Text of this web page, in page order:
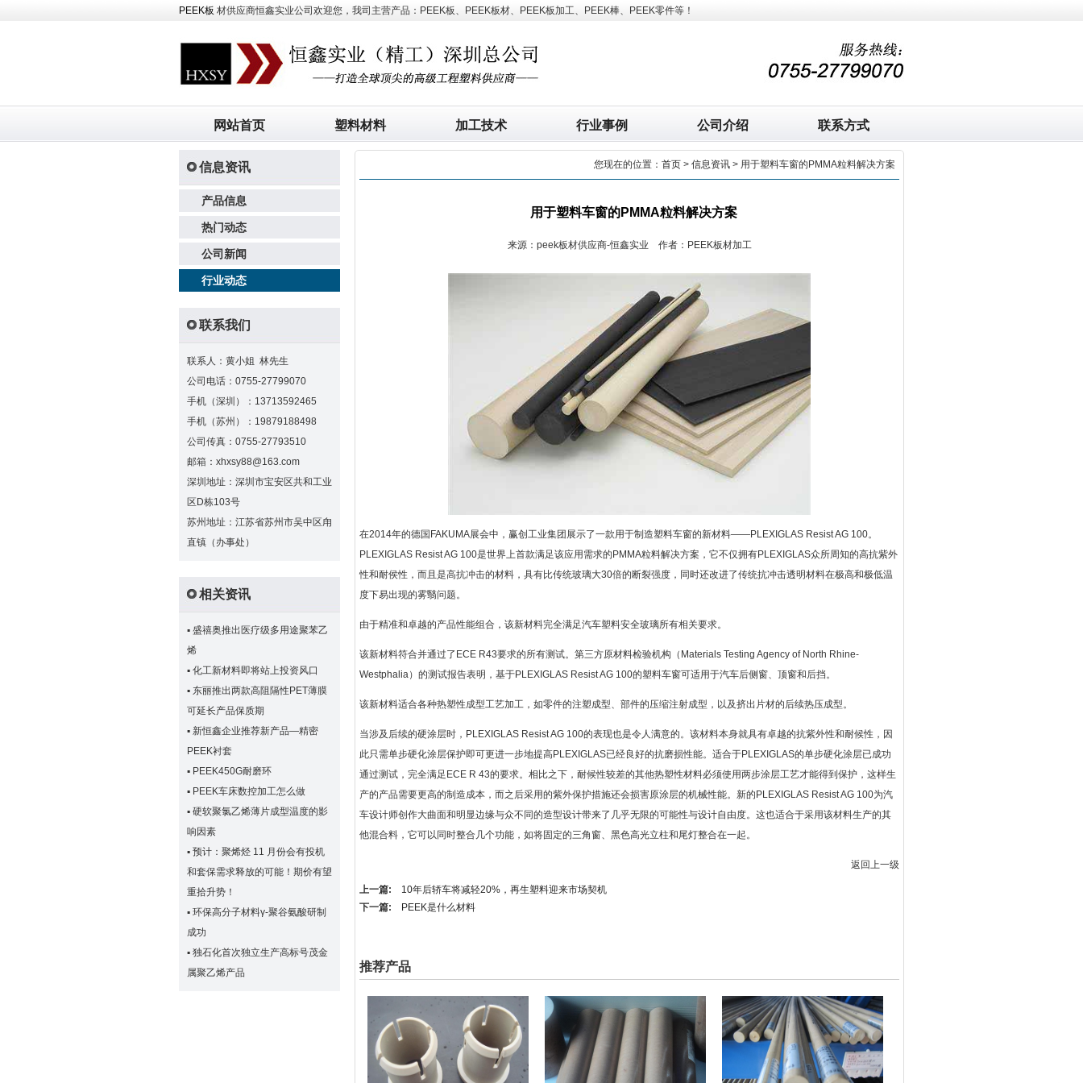
PEEK板 材供应商恒鑫实业公司欢迎您，我司主营产品：PEEK板、PEEK板材、PEEK板加工、PEEK棒、PEEK零件等！
网站首页 塑料材料 加工技术 行业事例 公司介绍 联系方式
信息资讯
产品信息
热门动态
公司新闻
行业动态
联系我们
联系人：黄小姐 林先生
公司电话：0755-27799070
手机（深圳）：13713592465
手机（苏州）：19879188498
公司传真：0755-27793510
邮箱：xhxsy88@163.com
深圳地址：深圳市宝安区共和工业
区D栋103号
苏州地址：江苏省苏州市吴中区甪
直镇（办事处）
相关资讯
▪ 盛禧奥推出医疗级多用途聚苯乙
烯
▪ 化工新材料即将站上投资风口
▪ 东丽推出两款高阻隔性PET薄膜
可延长产品保质期
▪ 新恒鑫企业推荐新产品—精密
PEEK衬套
▪ PEEK450G耐磨环
▪ PEEK车床数控加工怎么做
▪ 硬软聚氯乙烯薄片成型温度的影
响因素
▪ 预计：聚烯烃 11 月份会有投机
和套保需求释放的可能！期价有望
重拾升势！
▪ 环保高分子材料γ-聚谷氨酸研制
成功
▪ 独石化首次独立生产高标号茂金
属聚乙烯产品
您现在的位置： 首页 > 信息资讯 > 用于塑料车窗的PMMA粒料解决方案
用于塑料车窗的PMMA粒料解决方案
来源：peek板材供应商-恒鑫实业 作者：PEEK板材加工
在2014年的德国FAKUMA展会中，赢创工业集团展示了一款用于制造塑料车窗的新材料——PLEXIGLAS Resist AG 100。
PLEXIGLAS Resist AG 100是世界上首款满足该应用需求的PMMA粒料解决方案，它不仅拥有PLEXIGLAS众所周知的高抗紫外
性和耐侯性，而且是高抗冲击的材料，具有比传统玻璃大30倍的断裂强度，同时还改进了传统抗冲击透明材料在极高和极低温
度下易出现的雾翳问题。
由于精准和卓越的产品性能组合，该新材料完全满足汽车塑料安全玻璃所有相关要求。
该新材料符合并通过了ECE R43要求的所有测试。第三方原材料检验机构（Materials Testing Agency of North Rhine-
Westphalia）的测试报告表明，基于PLEXIGLAS Resist AG 100的塑料车窗可适用于汽车后侧窗、顶窗和后挡。
该新材料适合各种热塑性成型工艺加工，如零件的注塑成型、部件的压缩注射成型，以及挤出片材的后续热压成型。
当涉及后续的硬涂层时，PLEXIGLAS Resist AG 100的表现也是令人满意的。该材料本身就具有卓越的抗紫外性和耐候性，因
此只需单步硬化涂层保护即可更进一步地提高PLEXIGLAS已经良好的抗磨损性能。适合于PLEXIGLAS的单步硬化涂层已成功
通过测试，完全满足ECE R 43的要求。相比之下，耐候性较差的其他热塑性材料必须使用两步涂层工艺才能得到保护，这样生
产的产品需要更高的制造成本，而之后采用的紫外保护措施还会损害原涂层的机械性能。新的PLEXIGLAS Resist AG 100为汽
车设计师创作大曲面和明显边缘与众不同的造型设计带来了几乎无限的可能性与设计自由度。这也适合于采用该材料生产的其
他混合料，它可以同时整合几个功能，如将固定的三角窗、黑色高光立柱和尾灯整合在一起。
返回上一级
上一篇: 10年后轿车将减轻20%，再生塑料迎来市场契机
下一篇:
PEEK是什么材料
推荐产品